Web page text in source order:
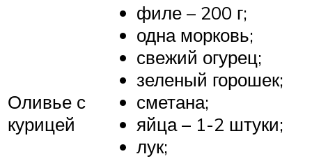
Оливье с
курицей
филе – 200 г;
одна морковь;
свежий огурец;
зеленый горошек;
сметана;
яйца – 1-2 штуки;
лук;